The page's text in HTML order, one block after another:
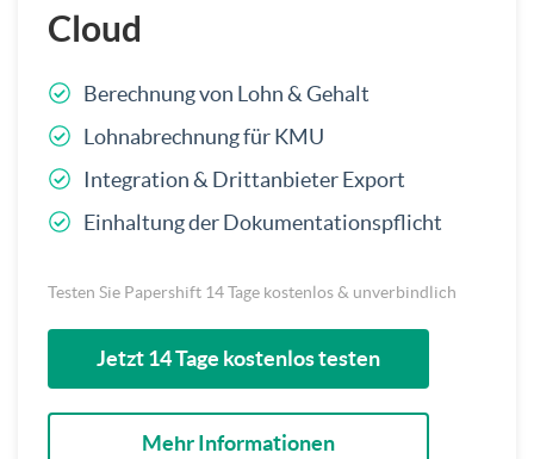
Cloud
Berechnung von Lohn & Gehalt
Lohnabrechnung für KMU
Integration & Drittanbieter Export
Einhaltung der Dokumentationspflicht
Testen Sie Papershift 14 Tage kostenlos & unverbindlich
Jetzt 14 Tage kostenlos testen
Mehr Informationen